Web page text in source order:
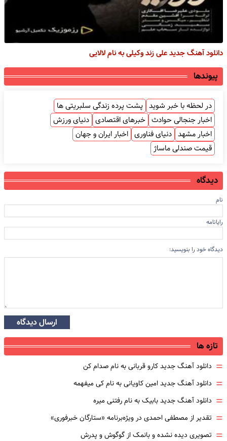
دانلود آهنگ جدید علی زند وکیلی به نام لالایی
پیوندها
در لحظه با خبر شوید پشت پرده زندگی سلبریتی ها
اخبار جنجالی حوادث خبرهای اقتصادی دنیای ورزش
اخبار مشهد دنیای فناوری اخبار ایران و جهان
قیمت صندلی ماساژ
دیدگاه
نام
رایانامه
دیدگاه خود را بنویسید:
ارسال دیدگاه
تازه ها
= دانلود آهنگ جدید کارو قربانی به نام صدام کن
= دانلود آهنگ جدید امین کاویانی به نام کی میفهمه
= دانلود آهنگ جدید بابیک به نام رفتنی میره
= تقدیر از مصطفی احمدی در ویژه‌برنامه «ستارگان خبرفوری»
= تصویری دیده نشده و بانمک از گوگوش و پدرش